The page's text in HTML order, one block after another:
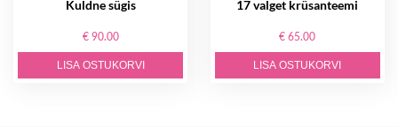
Kuldne sügis
€ 90.00
LISA OSTUKORVI
17 valget krüsanteemi
€ 65.00
LISA OSTUKORVI